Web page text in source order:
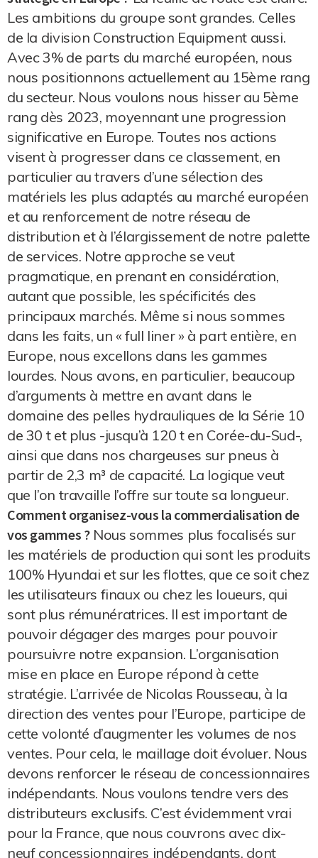
Les ambitions du groupe sont grandes. Celles
de la division Construction Equipment aussi.
Avec 3% de parts du marché européen, nous
nous positionnons actuellement au 15ème rang
du secteur. Nous voulons nous hisser au 5ème
rang dès 2023, moyennant une progression
significative en Europe. Toutes nos actions
visent à progresser dans ce classement, en
particulier au travers d’une sélection des
matériels les plus adaptés au marché européen
et au renforcement de notre réseau de
distribution et à l’élargissement de notre palette
de services. Notre approche se veut
pragmatique, en prenant en considération,
autant que possible, les spécificités des
principaux marchés. Même si nous sommes
dans les faits, un « full liner » à part entière, en
Europe, nous excellons dans les gammes
lourdes. Nous avons, en particulier, beaucoup
d’arguments à mettre en avant dans le
domaine des pelles hydrauliques de la Série 10
de 30 t et plus -jusqu’à 120 t en Corée-du-Sud-,
ainsi que dans nos chargeuses sur pneus à
partir de 2,3 m³ de capacité. La logique veut
que l’on travaille l’offre sur toute sa longueur.
Comment organisez-vous la commercialisation de
vos gammes ?Nous sommes plus focalisés sur
les matériels de production qui sont les produits
100% Hyundai et sur les flottes, que ce soit chez
les utilisateurs finaux ou chez les loueurs, qui
sont plus rémunératrices. Il est important de
pouvoir dégager des marges pour pouvoir
poursuivre notre expansion. L’organisation
mise en place en Europe répond à cette
stratégie. L’arrivée de Nicolas Rousseau, à la
direction des ventes pour l’Europe, participe de
cette volonté d’augmenter les volumes de nos
ventes. Pour cela, le maillage doit évoluer. Nous
devons renforcer le réseau de concessionnaires
indépendants. Nous voulons tendre vers des
distributeurs exclusifs. C’est évidemment vrai
pour la France, que nous couvrons avec dix-
neuf concessionnaires indépendants, dont